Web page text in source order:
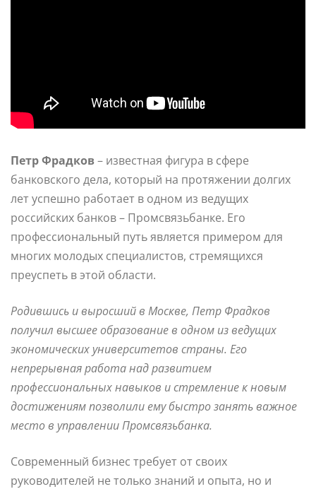
Петр Фрадков– известная фигура в сфере
банковского дела, который на протяжении долгих
лет успешно работает в одном из ведущих
российских банков – Промсвязьбанке. Его
профессиональный путь является примером для
многих молодых специалистов, стремящихся
преуспеть в этой области.
Родившись и выросший в Москве, Петр Фрадков
получил высшее образование в одном из ведущих
экономических университетов страны. Его
непрерывная работа над развитием
профессиональных навыков и стремление к новым
достижениям позволили ему быстро занять важное
место в управлении Промсвязьбанка.
Современный бизнес требует от своих
руководителей не только знаний и опыта, но и